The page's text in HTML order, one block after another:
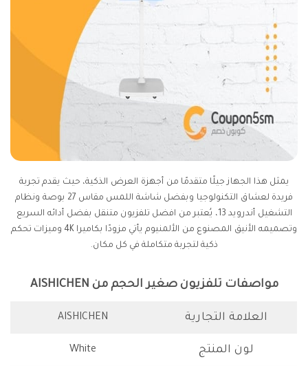
يمثل هذا الجهاز جيلًا متقدمًا من أجهزة العرض الذكية، حيث يقدم تجربة
فريدة لعشاق التكنولوجيا وبفضل شاشة اللمس مقاس 27 بوصة ونظام
التشغيل أندرويد 13، يُعتبر من افضل تلفزيون متنقل بفضل أدائه السريع
وتصميمه الأنيق المصنوع من الألمنيوم يأتي مزودًا بكاميرا 4K وميزات تحكم
ذكية لتجربة متكاملة في كل مكان.
مواصفات تلفزيون صغير الحجم من AISHICHEN
العلامة التجارية AISHICHEN
لون المنتج White